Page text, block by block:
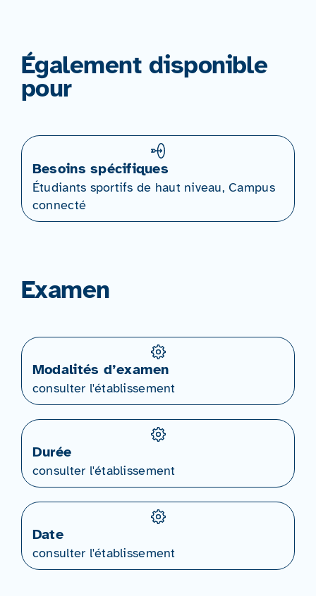
Également disponible
pour
Besoins spécifiques
Étudiants sportifs de haut niveau, Campus
connecté
Examen
Modalités d’examen
consulter l'établissement
Durée
consulter l'établissement
Date
consulter l'établissement